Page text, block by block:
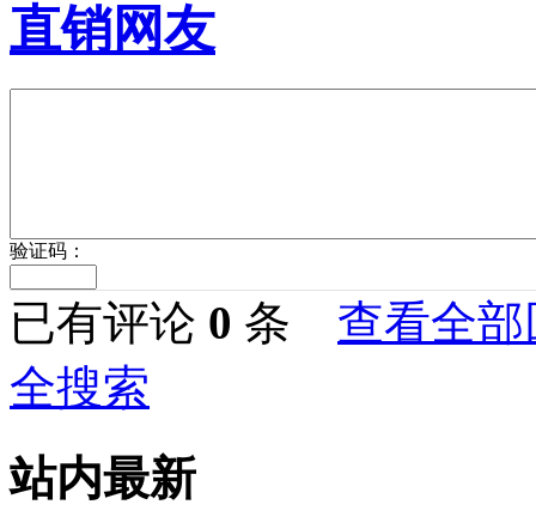
直销网友
验证码：
已有评论 0 条 查看全部
全搜索
站内最新